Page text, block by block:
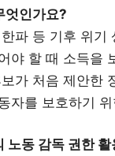
엇인가요?
파 등 기후 위기
야 할 때 소득을
가 처음 제안한
자를 보호하기
노동 감독 권한